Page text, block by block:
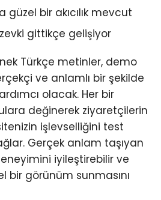
güzel bir akıcılık mevcut
gittikçe gelişiyor
Türkçe metinler, demo
ve anlamlı bir şekilde
olacak. Her bir
değinerek ziyaretçilerin
işlevselliğini test
Gerçek anlam taşıyan
iyileştirebilir ve
bir görünüm sunmasını